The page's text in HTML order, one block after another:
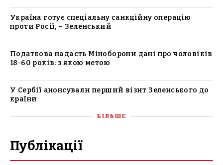
Україна готує спеціальну санкційну операцію
проти Росії, – Зеленський
Податкова надасть Міноборони дані про чоловіків
18-60 років: з якою метою
У Сербії анонсували перший візит Зеленського до
країни
БІЛЬШЕ
Публікації